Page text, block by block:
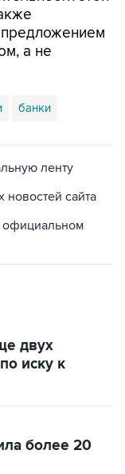
а не
банки
ленту
новостей сайта
официальном
двух
иску к
более 20